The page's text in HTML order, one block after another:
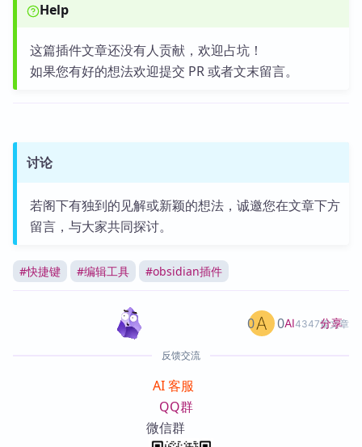
Help
这篇插件文章还没有人贡献，欢迎占坑！
如果您有好的想法欢迎提交 PR 或者文末留言。
讨论
若阁下有独到的见解或新颖的想法，诚邀您在文章下方
留言，与大家共同探讨。
#快捷键 #编辑工具 #obsidian插件
AI4347篇文章
0 0 分享
反馈交流
AI 客服
QQ群
微信群